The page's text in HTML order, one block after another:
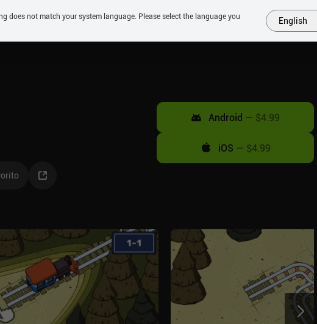
PRÓXIMOS SIMILARES COLECCIONES TOP
Android — $4.99
iOS — $4.99
does not match your system language. Please select the language you
English